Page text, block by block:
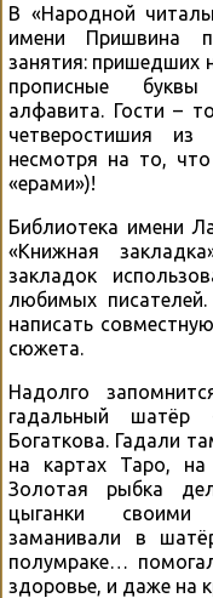
В «Народной
имени Пришвина
занятия: пришедших
прописные буквы
алфавита. Гости –
четверостишия из
несмотря на то,
«ерами»)!
Библиотека имени
«Книжная
закладок
любимых
написать
сюжета.
Надолго
гадальный шатёр
Богаткова. Гадали
на картах Таро,
Золотая рыбка
цыганки своими
заманивали в
полумраке…
здоровье, и даже на